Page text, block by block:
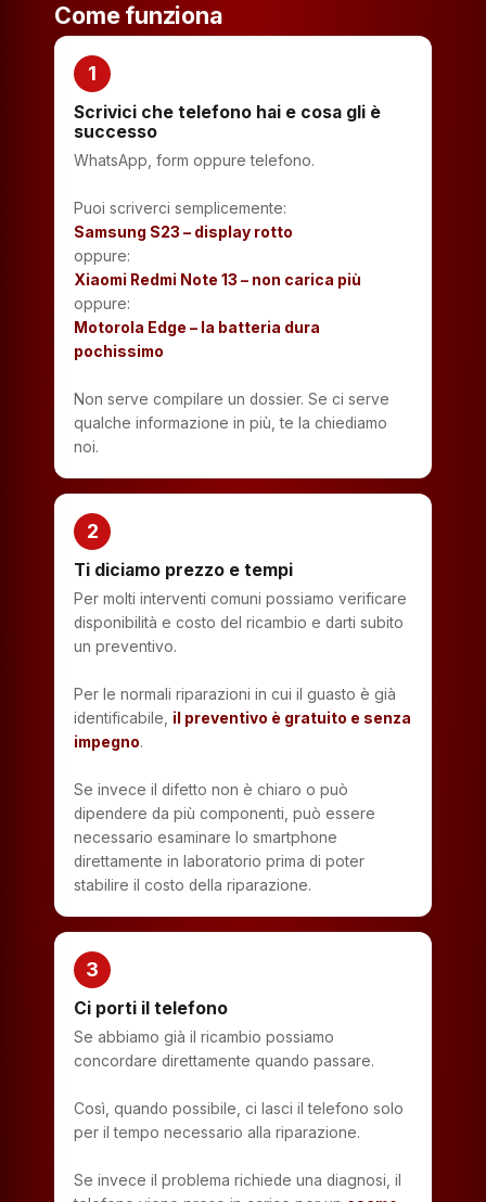
Come funziona
1
Scrivici che telefono hai e cosa gli è
successo
WhatsApp, form oppure telefono.
Puoi scriverci semplicemente:
Samsung S23 – display rotto
oppure:
Xiaomi Redmi Note 13 – non carica più
oppure:
Motorola Edge – la batteria dura
pochissimo
Non serve compilare un dossier. Se ci serve
qualche informazione in più, te la chiediamo
noi.
2
Ti diciamo prezzo e tempi
Per molti interventi comuni possiamo verificare
disponibilità e costo del ricambio e darti subito
un preventivo.
Per le normali riparazioni in cui il guasto è già
identificabile, il preventivo è gratuito e senza
impegno.
Se invece il difetto non è chiaro o può
dipendere da più componenti, può essere
necessario esaminare lo smartphone
direttamente in laboratorio prima di poter
stabilire il costo della riparazione.
3
Ci porti il telefono
Se abbiamo già il ricambio possiamo
concordare direttamente quando passare.
Così, quando possibile, ci lasci il telefono solo
per il tempo necessario alla riparazione.
Se invece il problema richiede una diagnosi, il